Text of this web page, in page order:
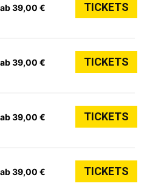
ab 39,00 € TICKETS
ab 39,00 € TICKETS
ab 39,00 € TICKETS
ab 39,00 € TICKETS